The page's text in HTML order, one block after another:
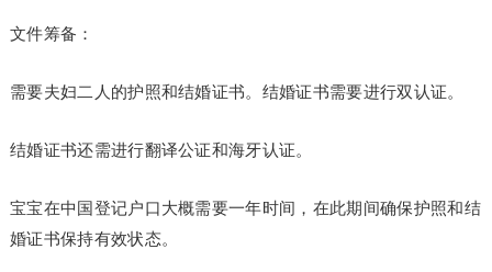
文件筹备：
需要夫妇二人的护照和结婚证书。结婚证书需要进行双认证。
结婚证书还需进行翻译公证和海牙认证。
宝宝在中国登记户口大概需要一年时间，在此期间确保护照和结
婚证书保持有效状态。